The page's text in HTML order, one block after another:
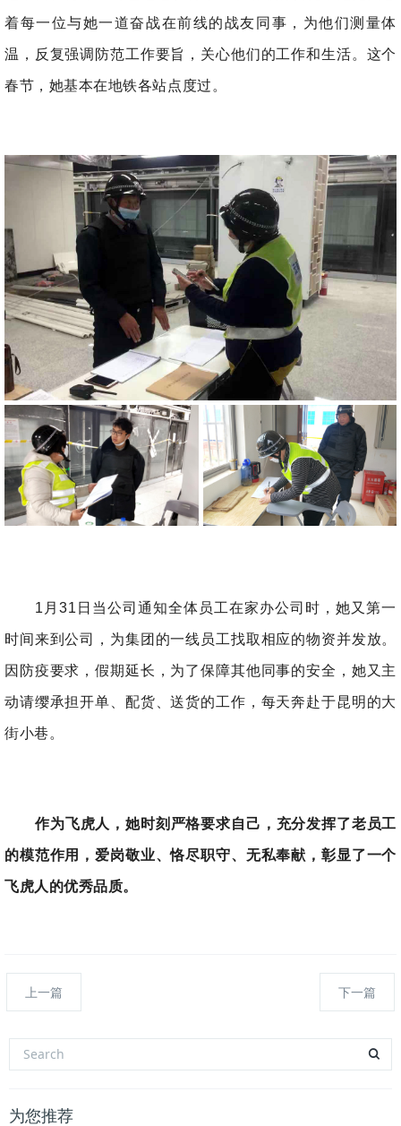
着每一位与她一道奋战在前线的战友同事，为他们测量体
温，反复强调防范工作要旨，关心他们的工作和生活。这个
春节，她基本在地铁各站点度过。
1月31日当公司通知全体员工在家办公司时，她又第一
时间来到公司，为集团的一线员工找取相应的物资并发放。
因防疫要求，假期延长，为了保障其他同事的安全，她又主
动请缨承担开单、配货、送货的工作，每天奔赴于昆明的大
街小巷。
作为飞虎人，她时刻严格要求自己，充分发挥了老员工
的模范作用，爱岗敬业、恪尽职守、无私奉献，彰显了一个
飞虎人的优秀品质。
上一篇 下一篇
为您推荐